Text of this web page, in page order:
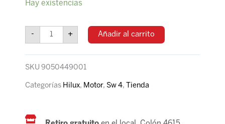
Hay existencias
-
VALVULA
92/2004
2L
/
5L
+ Añadir al carrito
SKU 9050449001
Categorías Hilux, Motor, Sw 4, Tienda